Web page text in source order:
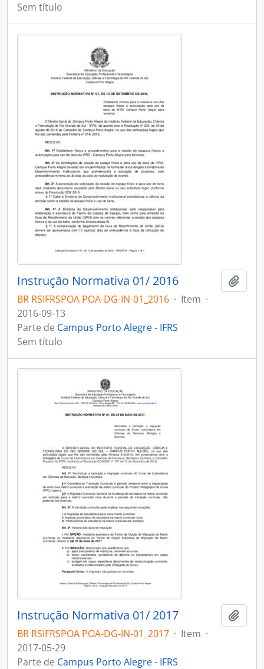
Sem título
Instrução Normativa 01/ 2016
BR RSIFRSPOA POA-DG-IN-01_2016 · Item ·
2016-09-13
Parte de Campus Porto Alegre - IFRS
Sem título
Instrução Normativa 01/ 2017
BR RSIFRSPOA POA-DG-IN-01_2017 · Item ·
2017-05-29
Parte de Campus Porto Alegre - IFRS